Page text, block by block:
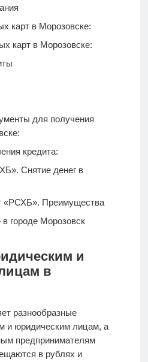
карт в Морозовске:
карт в Морозовске:
для получения
кредита:
Снятие денег в
«РСХБ». Преимущества
Морозовск
и
в
разнообразные
и юридическим лицам, а
предпринимателям
в рублях и